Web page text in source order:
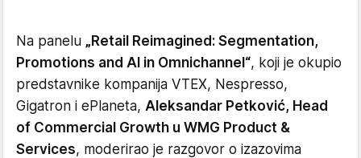
Na panelu „Retail Reimagined: Segmentation,
Promotions and AI in Omnichannel“, koji je okupio
predstavnike kompanija VTEX, Nespresso,
Gigatron i ePlaneta, Aleksandar Petković, Head
of Commercial Growth u WMG Product &
Services, moderirao je razgovor o izazovima